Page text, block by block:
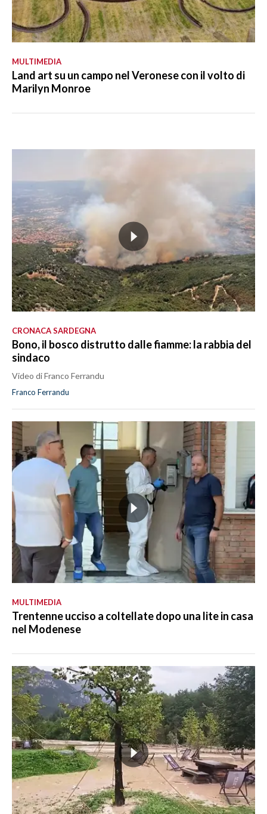
MULTIMEDIA
Land art su un campo nel Veronese con il volto di
Marilyn Monroe
CRONACA SARDEGNA
Bono, il bosco distrutto dalle fiamme: la rabbia del
sindaco
Video di Franco Ferrandu
Franco Ferrandu
MULTIMEDIA
Trentenne ucciso a coltellate dopo una lite in casa
nel Modenese